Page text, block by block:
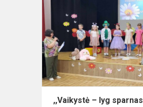
,,Vaikystė – lyg sparnas